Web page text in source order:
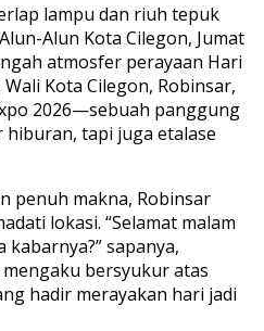
lampu dan riuh tepuk
Alun Kota Cilegon, Jumat
atmosfer perayaan Hari
Kota Cilegon, Robinsar,
2026—sebuah panggung
hiburan, tapi juga etalase
penuh makna, Robinsar
lokasi. “Selamat malam
sapanya,
bersyukur atas
hadir merayakan hari jadi